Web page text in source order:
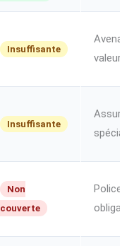
Insuffisante
valeur
Insuffisante
Non
couverte
Police